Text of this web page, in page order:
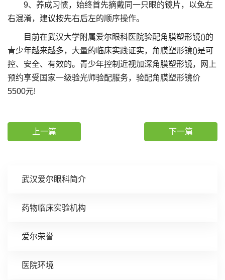
武汉爱尔眼科简介
药物临床实验机构
爱尔荣誉
医院环境
9、养成习惯，始终首先摘戴同一只眼的镜片，以免左
右混淆，建议按先右后左的顺序操作。
目前在武汉大学附属爱尔眼科医院验配角膜塑形镜()的
青少年越来越多，大量的临床实践证实，角膜塑形镜()是可
控、安全、有效的。青少年控制近视加深角膜塑形镜，网上
预约享受国家一级验光师验配服务，验配角膜塑形镜价
5500元!
上一篇 下一篇